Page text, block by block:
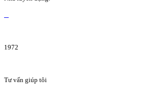
1972
Tư vấn giúp tôi